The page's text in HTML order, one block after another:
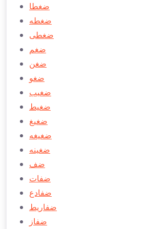
ضغطا
ضغطه
ضغطی
ضغم
ضغن
ضغو
ضغيب
ضغيط
ضغيغ
ضغيغه
ضغينه
ضف
ضفات
ضفادع
ضفاريط
ضفاز